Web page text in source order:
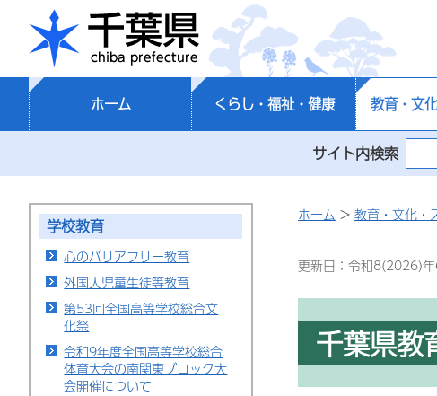
千葉県
ホーム くらし・福祉・健康 教育・文
サイト内検索
学校教育
心のバリアフリー教育
外国人児童生徒等教育
第53回全国高等学校総合文
化祭
令和9年度全国高等学校総合
体育大会の南関東ブロック大
会開催について
ホーム > 教育・文化・
更新日：令和8(2026)
千葉県教